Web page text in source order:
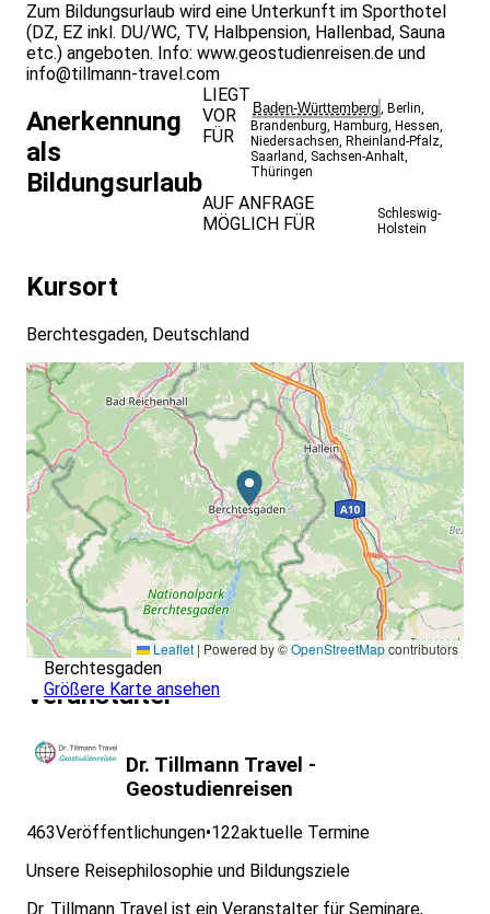
Zum Bildungsurlaub wird eine Unterkunft im Sporthotel
(DZ, EZ inkl. DU/WC, TV, Halbpension, Hallenbad, Sauna
etc.) angeboten. Info: www.geostudienreisen.de und
info@tillmann-travel.com
Anerkennung
als
Bildungsurlaub
LIEGT
VOR
FÜR
Baden-Württemberg, Berlin,
Brandenburg, Hamburg, Hessen,
Niedersachsen, Rheinland-Pfalz,
Saarland, Sachsen-Anhalt,
Thüringen
AUF ANFRAGE
MÖGLICH FÜR
Schleswig-
Holstein
Kursort
Berchtesgaden, Deutschland
Leaflet | Powered by ©OpenStreetMapcontributors
Berchtesgaden
Größere Karte ansehen
Veranstalter
Dr. Tillmann Travel -
Geostudienreisen
463Veröffentlichungen•122aktuelle Termine
Unsere Reisephilosophie und Bildungsziele
Dr. Tillmann Travel ist ein Veranstalter für Seminare,